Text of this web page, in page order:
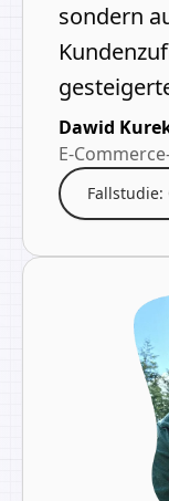
sondern
Dawid
E-
Fallstudie: